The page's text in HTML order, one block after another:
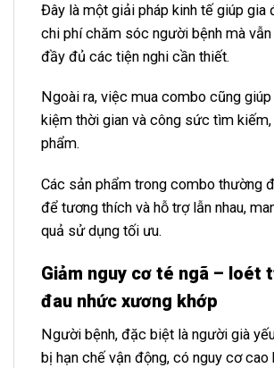
Đây là một giải pháp kinh tế giúp gia
chi phí chăm sóc người bệnh mà
đầy đủ các tiện nghi cần thiết.
Ngoài ra, việc mua combo cũng
kiệm thời gian và công sức tìm
phẩm.
Các sản phẩm trong combo thường
để tương thích và hỗ trợ lẫn nhau,
quả sử dụng tối ưu.
Giảm nguy cơ té ngã – loét
đau nhức xương khớp
Người bệnh, đặc biệt là người già
bị hạn chế vận động, có nguy cơ cao